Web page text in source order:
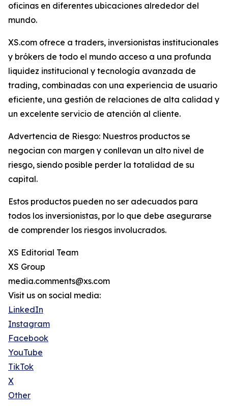
oficinas en diferentes ubicaciones alrededor del
mundo.
XS.com ofrece a traders, inversionistas institucionales
y brókers de todo el mundo acceso a una profunda
liquidez institucional y tecnología avanzada de
trading, combinadas con una experiencia de usuario
eficiente, una gestión de relaciones de alta calidad y
un excelente servicio de atención al cliente.
Advertencia de Riesgo: Nuestros productos se
negocian con margen y conllevan un alto nivel de
riesgo, siendo posible perder la totalidad de su
capital.
Estos productos pueden no ser adecuados para
todos los inversionistas, por lo que debe asegurarse
de comprender los riesgos involucrados.
XS Editorial Team
XS Group
media.comments@xs.com
Visit us on social media:
LinkedIn
Instagram
Facebook
YouTube
TikTok
X
Other